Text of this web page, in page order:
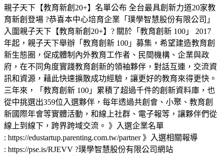
親子天下【教育新創20+】名單公布 全台最具創新力道20家教
育新創登場 ?恭喜本中心培育企業「璞學智慧股份有限公司」
入圍親子天下【教育新創20+】? 關於「教育創新 100」 2017
年起，親子天下舉辦「教育創新 100」募集，希望建造教育創
新生態圈，促成體制內外教育工作者、民間機構、企業與政
府，在不同角度實踐教育創新的領袖夥伴，對話互連，交流資
訊和資源，藉此快速擴散成功經驗，讓更好的教育來得更快。
三年來，「教育創新 100」累積了超過千件的創新資料庫，也
從中挑選出359位入選夥伴，每年透過共創會、小聚、教育創
新國際年會等實體活動，和線上社群、電子報等，讓夥伴們從
線上到線下，跨界跨域交流。 》入選企業名單
: https://edustartup.parenting.com.tw/partner 》入選相關報導
: https://pse.is/RJEVV ?璞學智慧股份有限公司網站